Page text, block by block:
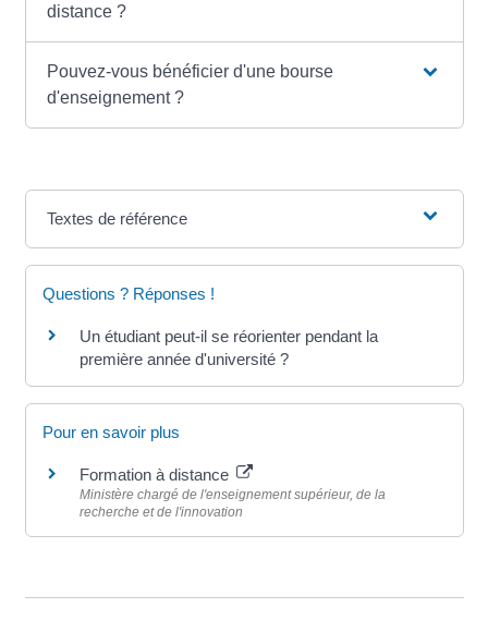
distance ?
Pouvez-vous bénéficier d'une bourse
d'enseignement ?
Textes de référence
Questions ? Réponses !
Un étudiant peut-il se réorienter pendant la
première année d'université ?
Pour en savoir plus
Formation à distance
Ministère chargé de l'enseignement supérieur, de la
recherche et de l'innovation